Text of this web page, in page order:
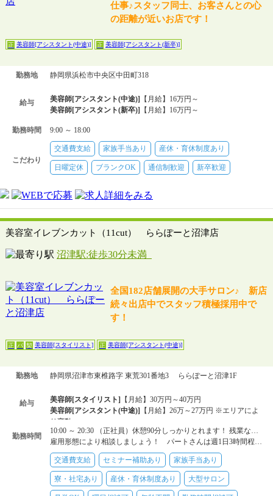
仕事♪スタッフ同士、お客さんとの心
の距離が近いお店です！
正 美容師[アシスタント(中途)] 正 美容師[アシスタント(新卒)]
勤務地 静岡県浜松市中央区中田町318
給与 美容師[アシスタント(中途)]
【月給】16万円～
美容師[アシスタント(新卒)]
【月給】16万円～
勤務時間 9:00 ～ 18:00
こだわり
交通費支給 家族手当あり 産休・育休制度あり
日曜定休 ブランクOK 通信制歓迎 新卒歓迎
美容室イレブンカット（11cut） ららぽーと沼津店
沼津駅:徒歩30分未満
全国182店舗展開の大手サロン♪ 新店
続々出店中でスタッフ積極採用中で
す！
正 パ 契 美容師[スタイリスト] 正 美容師[アシスタント(中途)]
勤務地 静岡県沼津市東椎路字 東荒301番地3 ららぽーと沼津1F
給与 美容師[スタイリスト] 【月給】30万円～40万円
美容師[アシスタント(中途)] 【月給】26万～27万円 ※エリアによ
り変動
美容師[スタイリスト]【時給】1150円～1350円 ※エリアにより変
動
美容師[スタイリスト]【日給】1万3000円
勤務時間
雇用形態により相談しましょう！ パートさんは週1日3時間程度～勤務OK
交通費支給 セミナー補助あり 家族手当あり
寮・社宅あり 産休・育休制度あり 大型サロン